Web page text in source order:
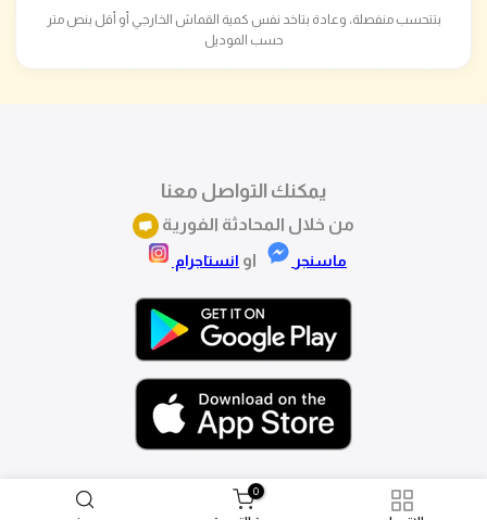
بتتحسب منفصلة، وعادة بتاخد نفس كمية القماش الخارجي أو أقل بنص متر
حسب الموديل
يمكنك التواصل معنا
من خلال المحادثة الفورية
ماسنجر او انستاجرام
0